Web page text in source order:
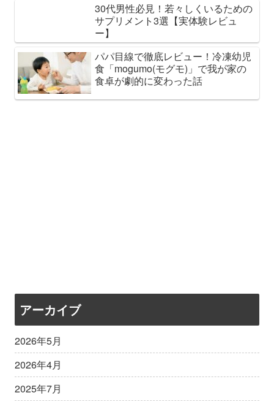
30代男性必見！若々しくいるための
サプリメント3選【実体験レビュ
ー】
パパ目線で徹底レビュー！冷凍幼児
食「mogumo(モグモ)」で我が家の
食卓が劇的に変わった話
アーカイブ
2026年5月
2026年4月
2025年7月